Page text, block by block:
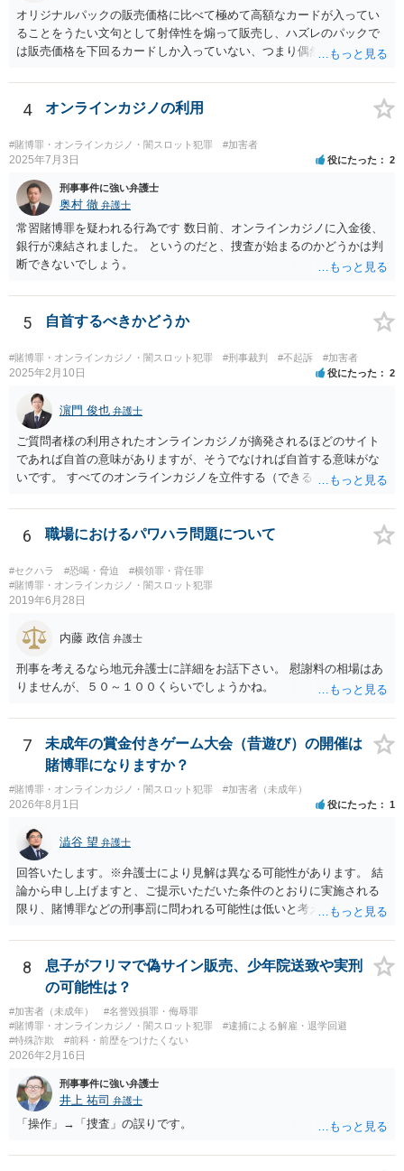
オリジナルパックの販売価格に比べて極めて高額なカードが入ってい
ることをうたい文句として射倖性を煽って販売し、ハズレのパックで
は販売価格を下回るカードしか入っていない、つまり偶然によってあ
能性はあると考えられます。警察が見過ごせない規模になった途端に
販売元を摘発、ということもあり得るでしょう。他方で、数回買って
見た程度の買主は（よほど大量に購入し、売主とつるんで話題作りを
しているユーチューバーなどを除けば）摘発はされないと思われま
す。また、福袋のように購入価格と同程度以上の品物が必ず入ってい
ると信じていたのであれば、賭博の故意はなく犯罪にはあたらないで
しょう。 この点、例えば木曽崇さんが賭博にあたる可能性を指摘して
いますが、その内容は正当だと思います。
4 オンラインカジノの利用
#賭博罪・オンラインカジノ・闇スロット犯罪 #加害者
2025年7月3日 役にたった 2
刑事事件に強い弁護士
奥村 徹 弁護士
常習賭博罪を疑われる行為です 数日前、オンラインカジノに入金後、
銀行が凍結されました。 というのだと、捜査が始まるのかどうかは判
断できないでしょう。
5 自首するべきかどうか
#賭博罪・オンラインカジノ・闇スロット犯罪 #刑事裁判 #不起訴 #加害者
2025年2月10日 役にたった 2
濵門 俊也 弁護士
ご質問者様の利用されたオンラインカジノが摘発されるほどのサイト
であれば自首の意味がありますが、そうでなければ自首する意味がな
いです。 すべてのオンラインカジノを立件する（できる）わけでもな
6 職場におけるパワハラ問題について
#セクハラ #恐喝・脅迫
#横領罪・背任罪
#賭博罪・オンラインカジノ・闇スロット犯罪
2019年6月28日
内藤 政信 弁護士
刑事を考えるなら地元弁護士に詳細をお話下さい。 慰謝料の相場はあ
りませんが、５０～１００くらいでしょうかね。
7
未成年の賞金付きゲーム大会（昔遊び）の開催は
賭博罪になりますか？
#賭博罪・オンラインカジノ・闇スロット犯罪 #加害者（未成年）
2026年8月1日 役にたった 1
澁谷 望 弁護士
回答いたします。※弁護士により見解は異なる可能性があります。 結
論から申し上げますと、ご提示いただいた条件のとおりに実施される
限り、賭博罪などの刑事罰に問われる可能性は低いと考えられます
答】 賭博罪は、参加者が互いに財物を賭けてその得喪を争う場合に成
立します。 質問者様がご自身のポケットマネーから懸賞として賞金を
出し、参加者からの参加費が全額会場レンタル費用に充てられて賞金
原資と完全に分離されている場合、参加者が自らの財物を失うリスク
が存在しないため賭博罪には該当しないとする見解が一般的です。ま
た、利益を得る目的もないため賭博場開帳図利罪も成立しないと考え
られます。 【質問2への回答】 刑事上の問題は生じにくいものの、民
は事業者が顧客を誘引するためのものではないため対象外と考えられ
ますが、自治会館の利用規約（目的外利用や金銭徴収の可否など）へ
の抵触が問題となることがあります。 【質問3への回答】 主催者とし
8
息子がフリマで偽サイン販売、少年院送致や実刑
の可能性は？
#加害者（未成年）
#名誉毀損罪・侮辱罪
#賭博罪・オンラインカジノ・闇スロット犯罪
#逮捕による解雇・退学回避
#特殊詐欺
#前科・前歴をつけたくない
2026年2月16日
刑事事件に強い弁護士
井上 祐司 弁護士
「操作」→「捜査」の誤りです。